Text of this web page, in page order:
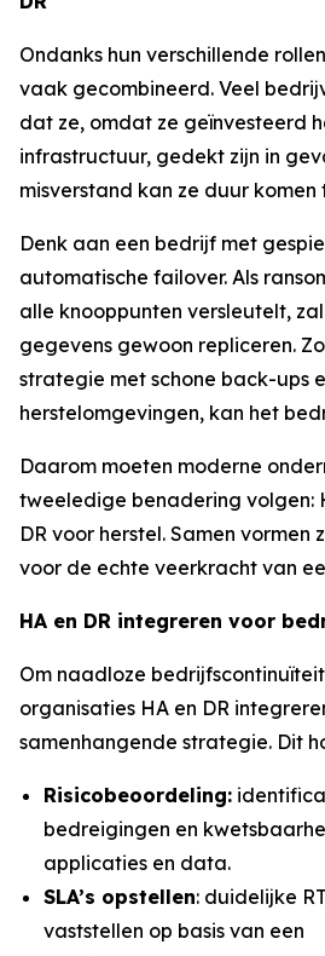
Ondanks hun verschillende
vaak gecombineerd. Veel
dat ze, omdat ze geïnvesteerd
infrastructuur, gedekt zijn in
misverstand kan ze duur komen
Denk aan een bedrijf met
automatische failover. Als
alle knooppunten versleutelt,
gegevens gewoon repliceren.
strategie met schone back-ups
herstelomgevingen, kan het
Daarom moeten moderne
tweeledige benadering volgen:
DR voor herstel. Samen
voor de echte veerkracht van
HA en DR integreren voor
Om naadloze
organisaties HA en DR
samenhangende strategie. Dit
Risicobeoordeling:
bedreigingen en
applicaties en data.
SLA’s opstellen: duidelijke
vaststellen op basis van een